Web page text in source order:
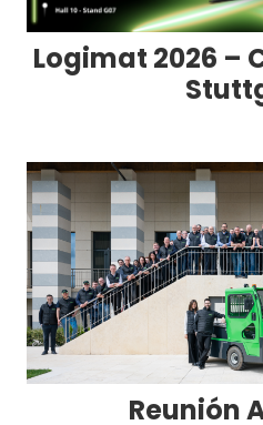
Logimat 2026 –
Reunión